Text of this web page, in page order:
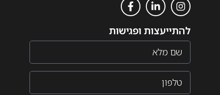
להתייעצות ופגישות